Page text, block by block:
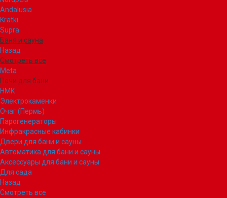
Andalusia
Kratki
Supra
Баня и сауна
Назад
Смотреть все
Meta
Печи для бани
НМК
Электрокаменки
Очаг (Пермь)
Парогенераторы
Инфракрасные кабинки
Двери для бани и сауны
Автоматика для бани и сауны
Аксессуары для бани и сауны
Для сада
Назад
Смотреть все